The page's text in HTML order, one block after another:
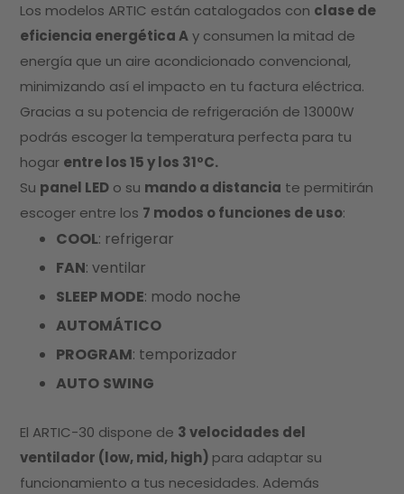
Los modelos ARTIC están catalogados con clase de
eficiencia energética Ay consumen la mitad de
energía que un aire acondicionado convencional,
minimizando así el impacto en tu factura eléctrica.
Gracias a su potencia de refrigeración de 13000W
podrás escoger la temperatura perfecta para tu
hogar entre los 15 y los 31ºC.
Su panel LED o su mando a distancia te permitirán
escoger entre los 7 modos o funciones de uso:
COOL: refrigerar
FAN: ventilar
SLEEP MODE: modo noche
AUTOMÁTICO
PROGRAM: temporizador
AUTO SWING
El ARTIC-30 dispone de 3 velocidades del
ventilador (low, mid, high) para adaptar su
funcionamiento a tus necesidades. Además